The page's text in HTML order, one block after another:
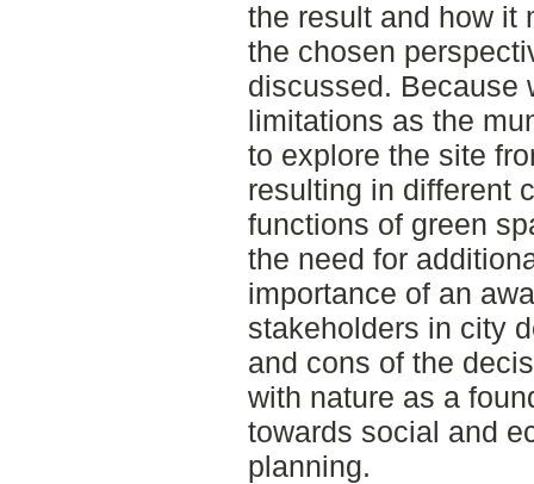
the result and how it
the chosen
discussed. Because
limitations as the
to explore the site
resulting in different
functions of green
the need for
importance of an
stakeholders in city
and cons of the
with nature as a
towards social and
planning.